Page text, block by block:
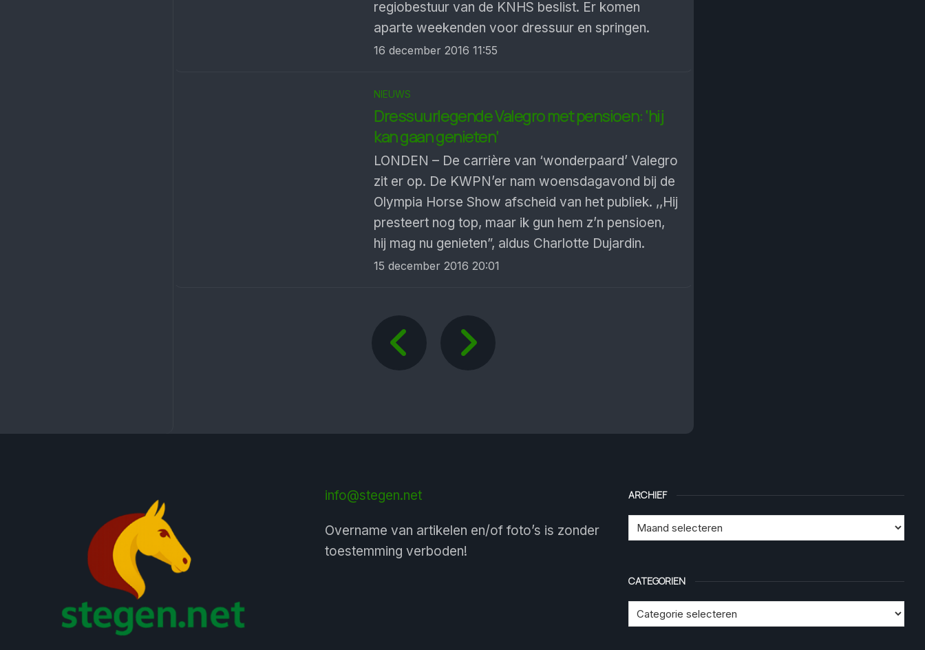
regiobestuur van de KNHS beslist. Er komen
aparte weekenden voor dressuur en springen.
16 december 2016 11:55
NIEUWS
Dressuurlegende Valegro met pensioen: ‘hij
kan gaan genieten’
LONDEN – De carrière van ‘wonderpaard’ Valegro
zit er op. De KWPN’er nam woensdagavond bij de
Olympia Horse Show afscheid van het publiek. ,,Hij
presteert nog top, maar ik gun hem z’n pensioen,
hij mag nu genieten”, aldus Charlotte Dujardin.
15 december 2016 20:01
info@stegen.net
Overname van artikelen en/of foto’s is zonder
toestemming verboden!
ARCHIEF
CATEGORIEN